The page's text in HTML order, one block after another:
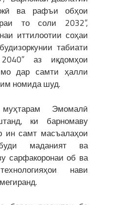
ва рафъи обҳои
то соли 2032”,
иттилоотии соҳаи
табиати
аз иқдомҳои
дар самти ҳалли
номида шуд.
Эмомалӣ
ки барномаву
ин самт масъалаҳои
маданият ва
сарфакоронаи об ва
нави